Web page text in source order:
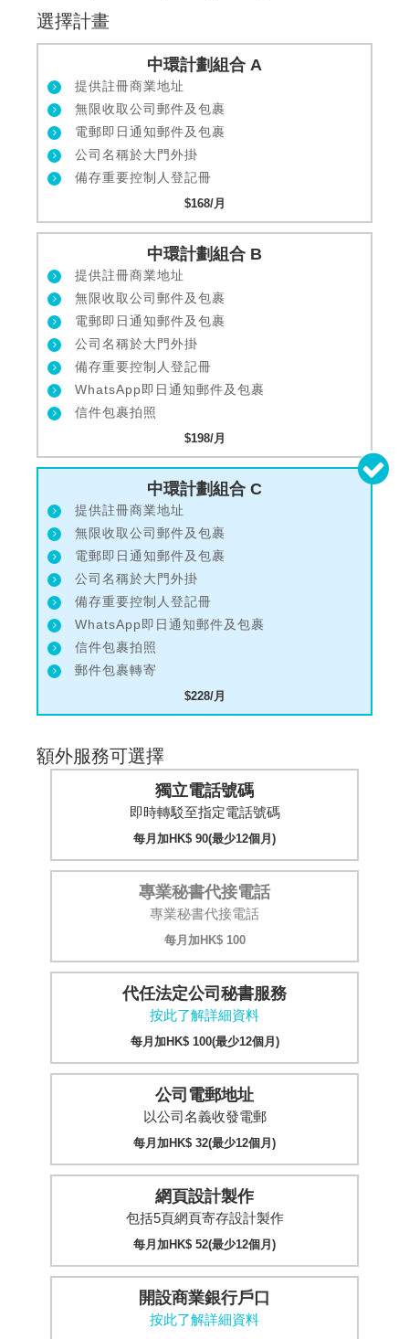
選擇計畫
中環計劃組合 A
提供註冊商業地址
無限收取公司郵件及包裹
電郵即日通知郵件及包裹
公司名稱於大門外掛
備存重要控制人登記冊
$168/月
中環計劃組合 B
提供註冊商業地址
無限收取公司郵件及包裹
電郵即日通知郵件及包裹
公司名稱於大門外掛
備存重要控制人登記冊
WhatsApp即日通知郵件及包裹
信件包裹拍照
$198/月
中環計劃組合 C
提供註冊商業地址
無限收取公司郵件及包裹
電郵即日通知郵件及包裹
公司名稱於大門外掛
備存重要控制人登記冊
WhatsApp即日通知郵件及包裹
信件包裹拍照
郵件包裹轉寄
$228/月
額外服務可選擇
獨立電話號碼
即時轉駁至指定電話號碼
每月加HK$ 90(最少12個月)
專業秘書代接電話
專業秘書代接電話
每月加HK$ 100
代任法定公司秘書服務
按此了解詳細資料
每月加HK$ 100(最少12個月)
公司電郵地址
以公司名義收發電郵
每月加HK$ 32(最少12個月)
網頁設計製作
包括5頁網頁寄存設計製作
每月加HK$ 52(最少12個月)
開設商業銀行戶口
按此了解詳細資料